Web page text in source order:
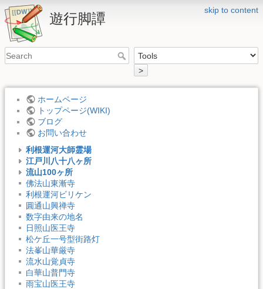
skip to content
遊行脚譚
>
ホームページ
トップページ(WIKI)
ブログ
お問い合わせ
利根運河大師霊場
江戸川八十八ヶ所
流山100ヶ所
佛法山東漸寺
利根運河ビリケン
圓通山興禅寺
数字由来の地名
日照山医王寺
松ケ丘一号型街路灯
法峯山華厳寺
流水山覚貞寺
白華山普門寺
雨宝山医王寺